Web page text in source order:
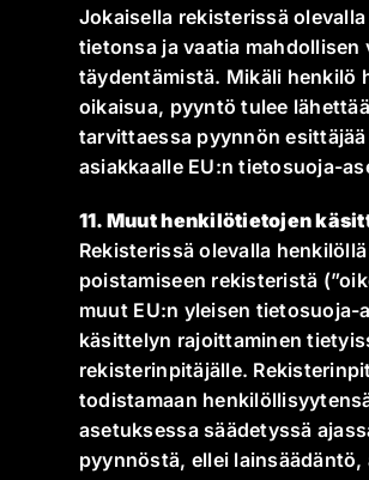
Jokaisella rekisterissä
tietonsa ja vaatia
täydentämistä. Mikäli henkilö
oikaisua, pyyntö tulee
tarvittaessa pyynnön
asiakkaalle EU:n tietosuoja-
11. Muut henkilötietojen
Rekisterissä olevalla
poistamiseen rekisteristä
muut EU:n yleisen
käsittelyn rajoittaminen
rekisterinpitäjälle.
todistamaan
asetuksessa säädetyssä
pyynnöstä, ellei